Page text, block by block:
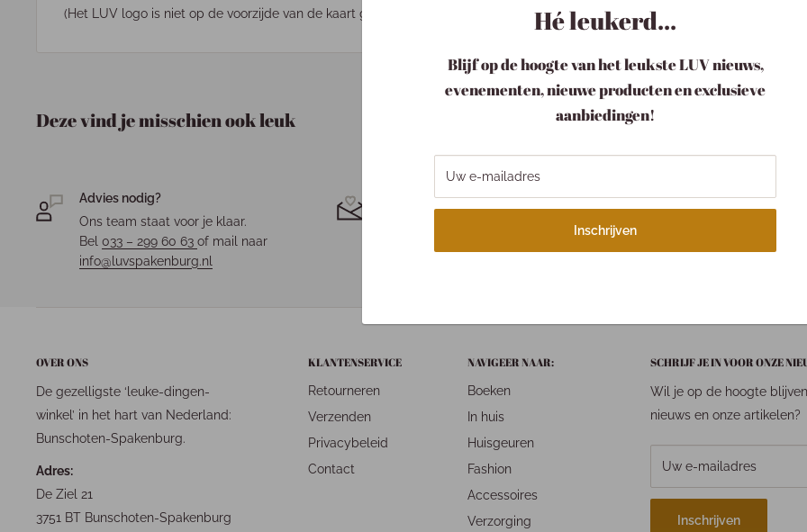
Hé leukerd...
Blijf op de hoogte van het leukste LUV nieuws,
evenementen, nieuwe producten en exclusieve
aanbiedingen!
Uw e-mailadres
Inschrijven
(Het LUV logo is niet op de voorzijde van de kaart gedrukt.)
Deze vind je misschien ook leuk
Advies nodig?
Ons team staat voor je klaar.
Bel 033 – 299 60 63 of mail naar
info@luvspakenburg.nl
Jouw pakketje LUV
Verzending
Binnen 1-3
Wegens drukte kan
OVER ONS
De gezelligste ‘leuke-dingen-
winkel’ in het hart van Nederland:
Bunschoten-Spakenburg.
Adres:
De Ziel 21
3751 BT Bunschoten-Spakenburg
KLANTENSERVICE
Retourneren
Verzenden
Privacybeleid
Contact
NAVIGEER NAAR:
Boeken
In huis
Huisgeuren
Fashion
Accessoires
Verzorging
SCHRIJF JE IN VOOR ONZE
Wil je op de hoogte
nieuws en onze artikelen?
Uw e-mailadres
Inschrijven